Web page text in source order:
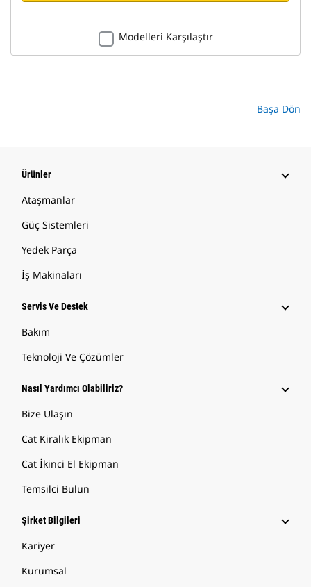
Modelleri Karşılaştır
Başa Dön
Ürünler
Ataşmanlar
Güç Sistemleri
Yedek Parça
İş Makinaları
Servis Ve Destek
Bakım
Teknoloji Ve Çözümler
Nasıl Yardımcı Olabiliriz?
Bize Ulaşın
Cat Kiralık Ekipman
Cat İkinci El Ekipman
Temsilci Bulun
Şirket Bilgileri
Kariyer
Kurumsal